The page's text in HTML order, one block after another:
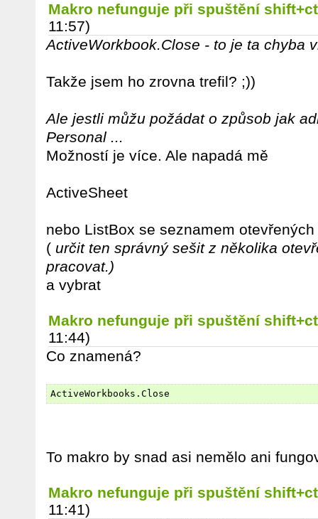
Makro nefunguje při spuštění
11:57)
ActiveWorkbook.Close - to je ta chyba
Takže jsem ho zrovna trefil? ;))
Ale jestli můžu požádat o způsob jak
Personal ...
Možností je více. Ale napadá mě
ActiveSheet
nebo ListBox se seznamem
( určit ten správný sešit z několika
pracovat.)
a vybrat
Makro nefunguje při spuštění
11:44)
Co znamená?
ActiveWorkbooks.Close
To makro by snad asi nemělo ani
Makro nefunguje při spuštění
11:41)